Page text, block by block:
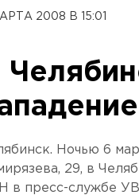
2008 В 15:01
Ночью 6
29, в
в пресс-службе